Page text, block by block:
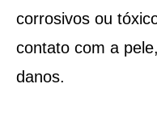
corrosivos ou
contato com a
danos.